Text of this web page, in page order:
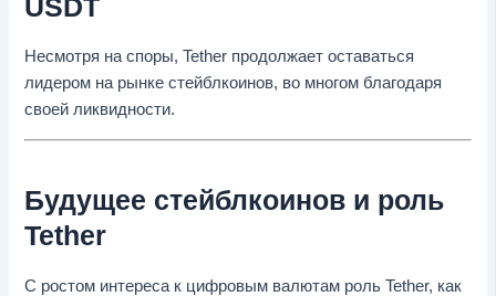
Несмотря на споры, Tether продолжает оставаться
лидером на рынке стейблкоинов, во многом благодаря
своей ликвидности.
Будущее стейблкоинов и роль
Tether
С ростом интереса к цифровым валютам роль Tether, как